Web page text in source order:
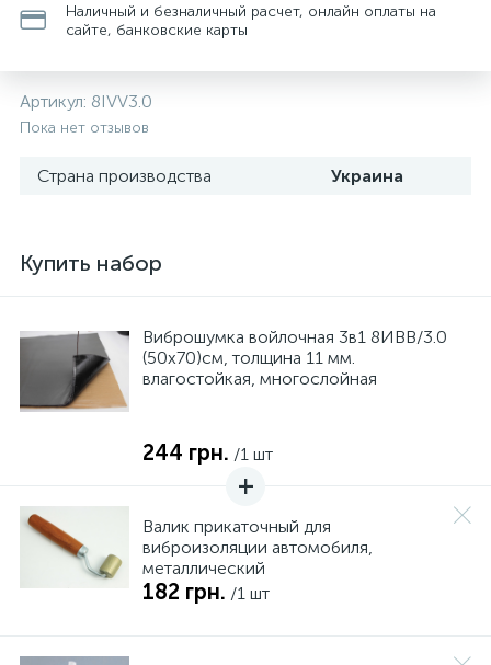
Наличный и безналичный расчет, онлайн оплаты на
сайте, банковские карты
Артикул: 8IVV3.0
Пока нет отзывов
Страна производства Украина
Купить набор
Виброшумка войлочная 3в1 8ИВВ/3.0
(50х70)см, толщина 11 мм.
влагостойкая, многослойная
244 грн. /1 шт
Валик прикаточный для
виброизоляции автомобиля,
металлический
182 грн. /1 шт